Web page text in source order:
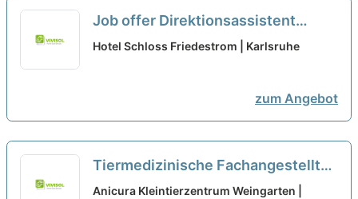
Job offer Direktionsassistent
(m/w/d) Wochenende Frei in
Hotel Schloss Friedestrom | Karlsruhe
zum Angebot
Tiermedizinische Fachangestellte /
Tierpfleger im Nacht- und
Anicura Kleintierzentrum Weingarten |